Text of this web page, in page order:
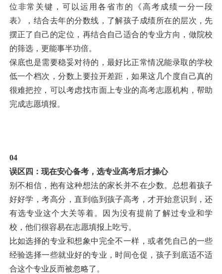
位非常关键，可以运用各省市的《高考成绩一分一段
表》，结合去年的分数线，了解孩子成绩所在的层次，先
摆正了自己的定位，再结合自己适合的专业方向，做院校
的筛选，更能事半功倍。
保底也是需要稳妥对待的，最好比正常情况能录取的学校
低一个档次，分数上要拉开差距，如果这几个度自己真的
很难把控，可以考虑找市面上专业的高考志愿机构，帮助
完成志愿填报。
04
误区四：现在安心备考，选专业高考后才操心
别不相信，抱有这种想法的家长并不在少数。总想着孩子
好好学，考高分，直到临到孩子高考，才开始意识到，还
有选专业这个大关等着。因为没有提前了解过专业和学
校，他们很容易在志愿填报上吃亏。
比如选择的专业和想象中完全不一样，或者凭自己的一些
经验选择一些就业好的专业，时间仓促，孩子到底适不适
合这个专业反而被忽略了。